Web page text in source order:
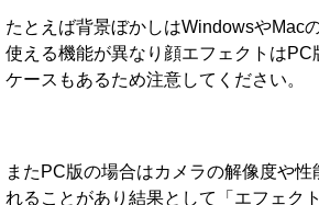
たとえば背景ぼかしはWindowsやMac
使える機能が異なり顔エフェクトはPC
ケースもあるため注意してください。
またPC版の場合はカメラの解像度や
れることがあり結果として「エフェク